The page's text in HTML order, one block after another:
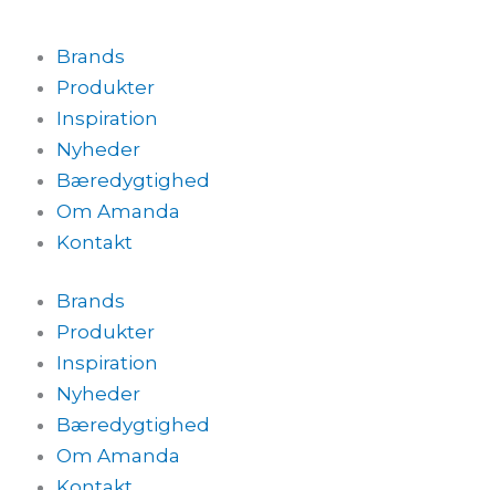
Brands
Produkter
Inspiration
Nyheder
Bæredygtighed
Om Amanda
Kontakt
Brands
Produkter
Inspiration
Nyheder
Bæredygtighed
Om Amanda